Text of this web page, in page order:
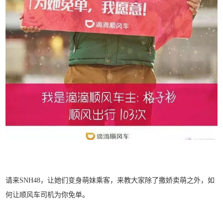
请来SNH48，让她们变身萌妹乘客，来教大家除了撒娇卖萌之外，如
何让顺风车司机为你免单。